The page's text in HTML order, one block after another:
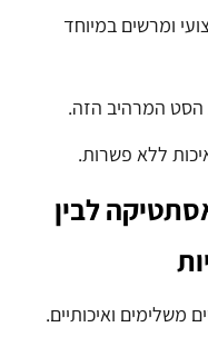
ומרשים במיוחד
המרהיב הזה.
ללא פשרות.
לבין
ואיכותיים.